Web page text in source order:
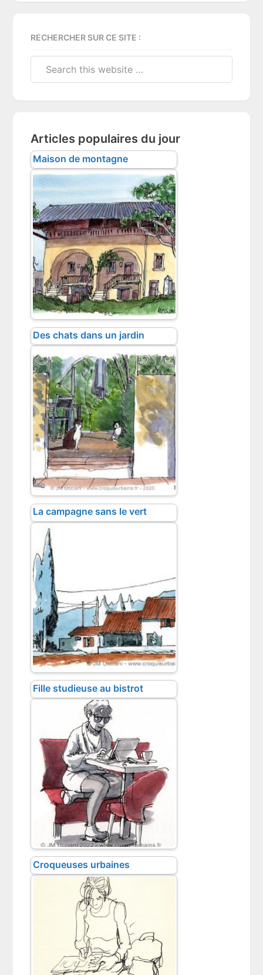
RECHERCHER SUR CE SITE :
Articles populaires du jour
Maison de montagne
Des chats dans un jardin
La campagne sans le vert
Fille studieuse au bistrot
Croqueuses urbaines